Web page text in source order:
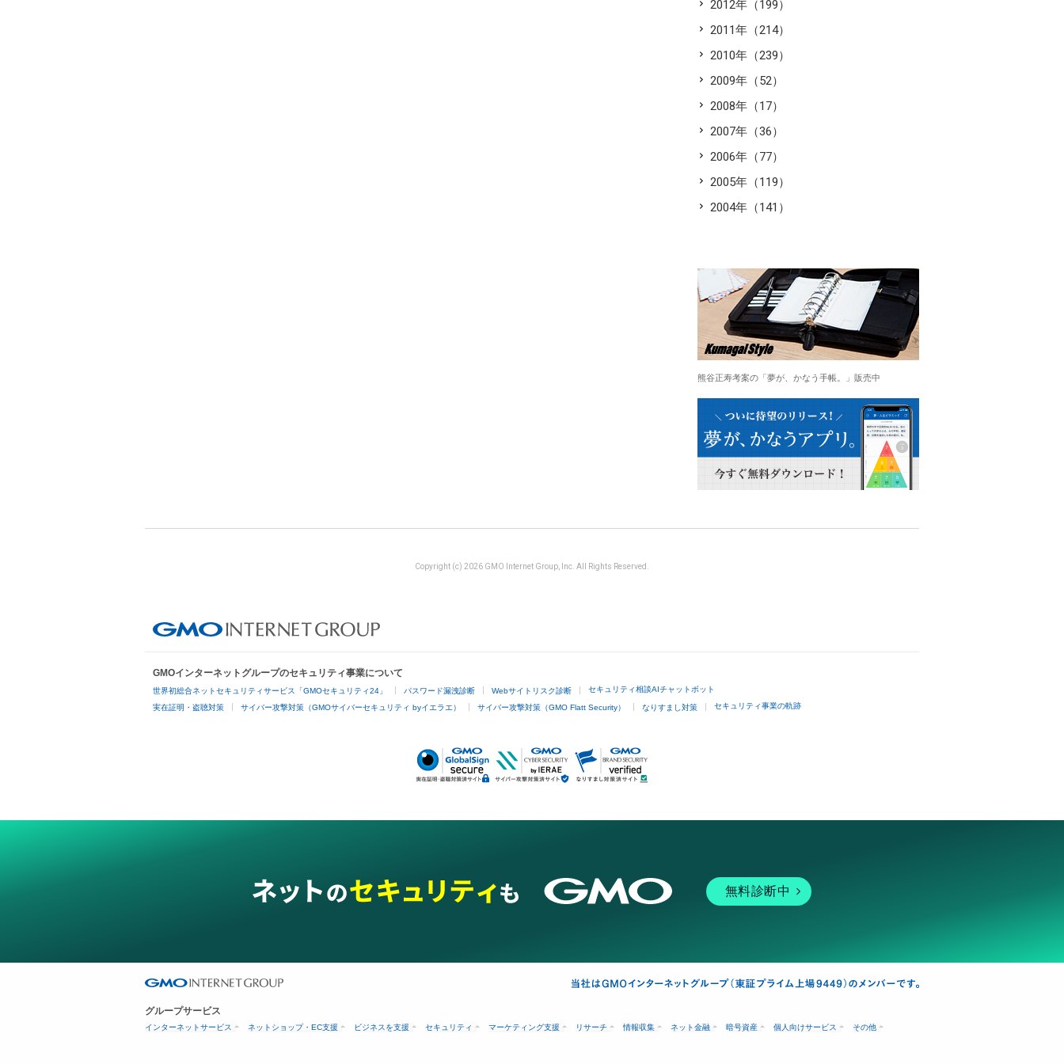
2012年（199）
2011年（214）
2010年（239）
2009年（52）
2008年（17）
2007年（36）
2006年（77）
2005年（119）
2004年（141）
熊谷正寿考案の「夢が、かなう手帳。」販売中
Copyright (c) 2026 GMO Internet Group, Inc. All Rights Reserved.
GMOインターネットグループのセキュリティ事業について
世界初総合ネットセキュリティサービス「GMOセキュリティ24」 パスワード漏洩診断 Webサイトリスク診断 セキュリティ相談AIチャットボット
実在証明・盗聴対策 サイバー攻撃対策（GMOサイバーセキュリティ byイエラエ） サイバー攻撃対策（GMO Flatt Security） なりすまし対策 セキュリティ事業の軌跡
無料診断中
グループサービス
インターネットサービス ネットショップ・EC支援 ビジネスを支援 セキュリティ マーケティング支援 リサーチ 情報収集 ネット金融 暗号資産 個人向けサービス その他